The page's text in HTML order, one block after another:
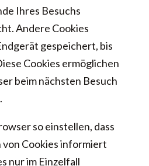
Ihres Besuchs
Andere Cookies
gespeichert, bis
Cookies ermöglichen
beim nächsten Besuch
so einstellen, dass
von Cookies informiert
nur im Einzelfall